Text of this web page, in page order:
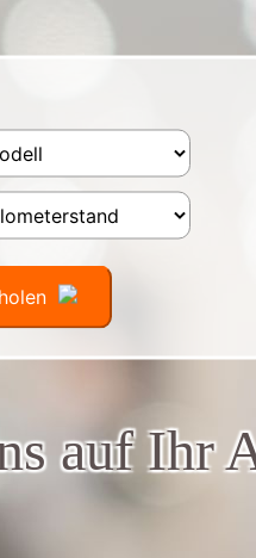
auf Ihr